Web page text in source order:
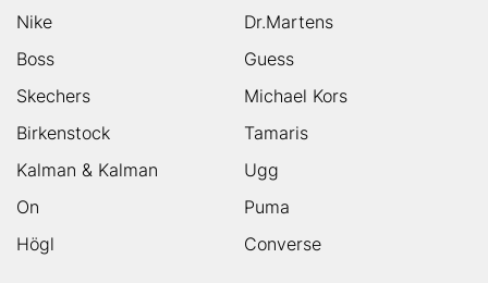
Nike
Dr.Martens
Boss
Guess
Skechers
Michael Kors
Birkenstock
Tamaris
Kalman & Kalman
Ugg
On
Puma
Högl
Converse